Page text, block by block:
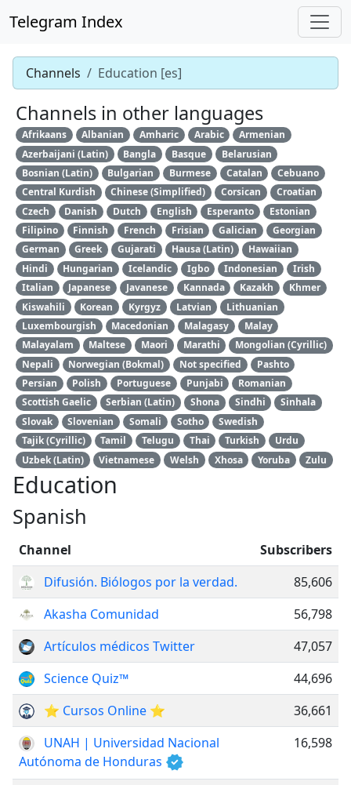
Telegram Index
Channels Education [es]
Channels in other languages
Afrikaans Albanian Amharic Arabic
Armenian
Azerbaijani (Latin)
Bangla Basque
Belarusian
Bosnian (Latin)
Bulgarian Burmese Catalan
Cebuano
Central Kurdish
Chinese (Simplified) Corsican
Croatian
Czech
Danish Dutch English Esperanto
Estonian
Filipino
Finnish French Frisian Galician
Georgian
German
Greek Gujarati Hausa (Latin)
Hawaiian
Hindi
Hungarian Icelandic Igbo Indonesian
Irish
Italian
Japanese Javanese Kannada Kazakh
Khmer
Kiswahili
Korean Kyrgyz Latvian
Lithuanian
Luxembourgish
Macedonian Malagasy
Malay
Malayalam
Maltese Maori Marathi
Mongolian (Cyrillic)
Nepali
Norwegian (Bokmal) Not specified
Pashto
Persian
Polish Portuguese Punjabi
Romanian
Scottish Gaelic
Serbian (Latin) Shona Sindhi
Sinhala
Slovak
Slovenian Somali Sotho
Swedish
Tajik (Cyrillic)
Tamil Telugu Thai Turkish
Urdu
Uzbek (Latin)
Vietnamese Welsh Xhosa Yoruba Zulu
Education
Spanish
Channel
Subscribers
Difusión. Biólogos por la verdad.
85,606
Akasha Comunidad
56,798
Artículos médicos Twitter
47,057
Science Quiz™
44,696
⭐️ Cursos Online ⭐️
36,661
UNAH | Universidad Nacional
Autónoma de Honduras
16,598